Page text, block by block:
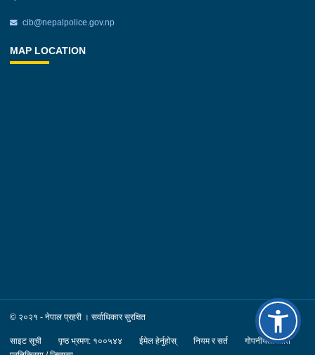
cib@nepalpolice.gov.np
MAP LOCATION
© २०२१ - नेपाल प्रहरी । सर्वाधिकार सुरक्षित
साइट सूची पृष्ठ भ्रमण: १००५४४ ईमेल हेर्नुहोस् नियम र सर्त
गोपनीयता नीति